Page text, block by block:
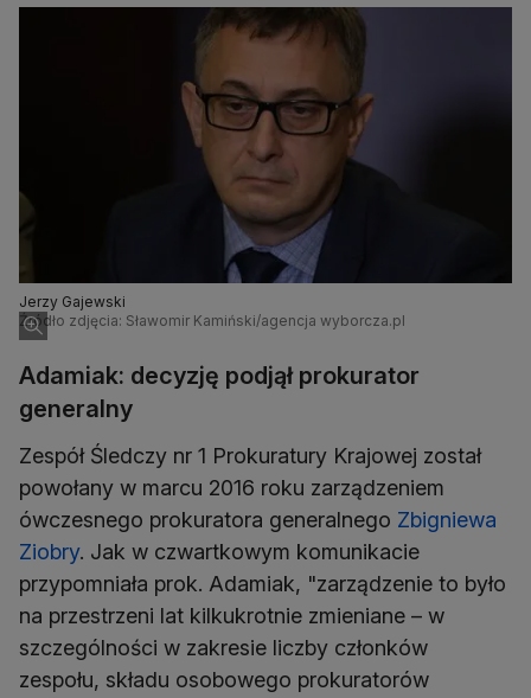
Jerzy Gajewski
Źródło zdjęcia: Sławomir Kamiński/agencja wyborcza.pl
Adamiak: decyzję podjął prokurator
generalny
Zespół Śledczy nr 1 Prokuratury Krajowej został
powołany w marcu 2016 roku zarządzeniem
ówczesnego prokuratora generalnego Zbigniewa
Ziobry. Jak w czwartkowym komunikacie
przypomniała prok. Adamiak, "zarządzenie to było
na przestrzeni lat kilkukrotnie zmieniane – w
szczególności w zakresie liczby członków
zespołu, składu osobowego prokuratorów